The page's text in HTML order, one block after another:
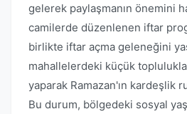
gelerek paylaşmanın önemini
camilerde düzenlenen iftar
birlikte iftar açma geleneğini
mahallelerdeki küçük
yaparak Ramazan'ın kardeşlik
Bu durum, bölgedeki sosyal